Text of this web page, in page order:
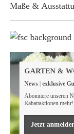
Maße &
Wir sind FSC®
leisten müssen, um
bewahren.
Mehr erfahren
GARTEN &
News | exklusive
Abonniere unseren
Rabattaktionen
Jetzt